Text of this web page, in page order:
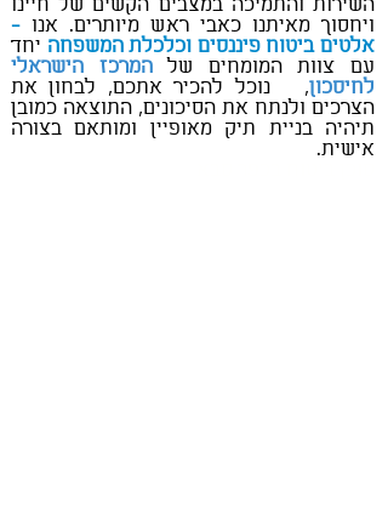
השירות והתמיכה במצבים הקשים של חיינו
ויחסוך מאיתנו כאבי ראש מיותרים. אנו -
אלטים ביטוח פיננסים וכלכלת המשפחה יחד
עם צוות המומחים שלהמרכז הישראלי
לחיסכון, נוכל להכיר אתכם, לבחון את
הצרכים ולנתח את הסיכונים, התוצאה כמובן
תיהיה בניית תיק מאופיין ומותאם בצורה
אישית.